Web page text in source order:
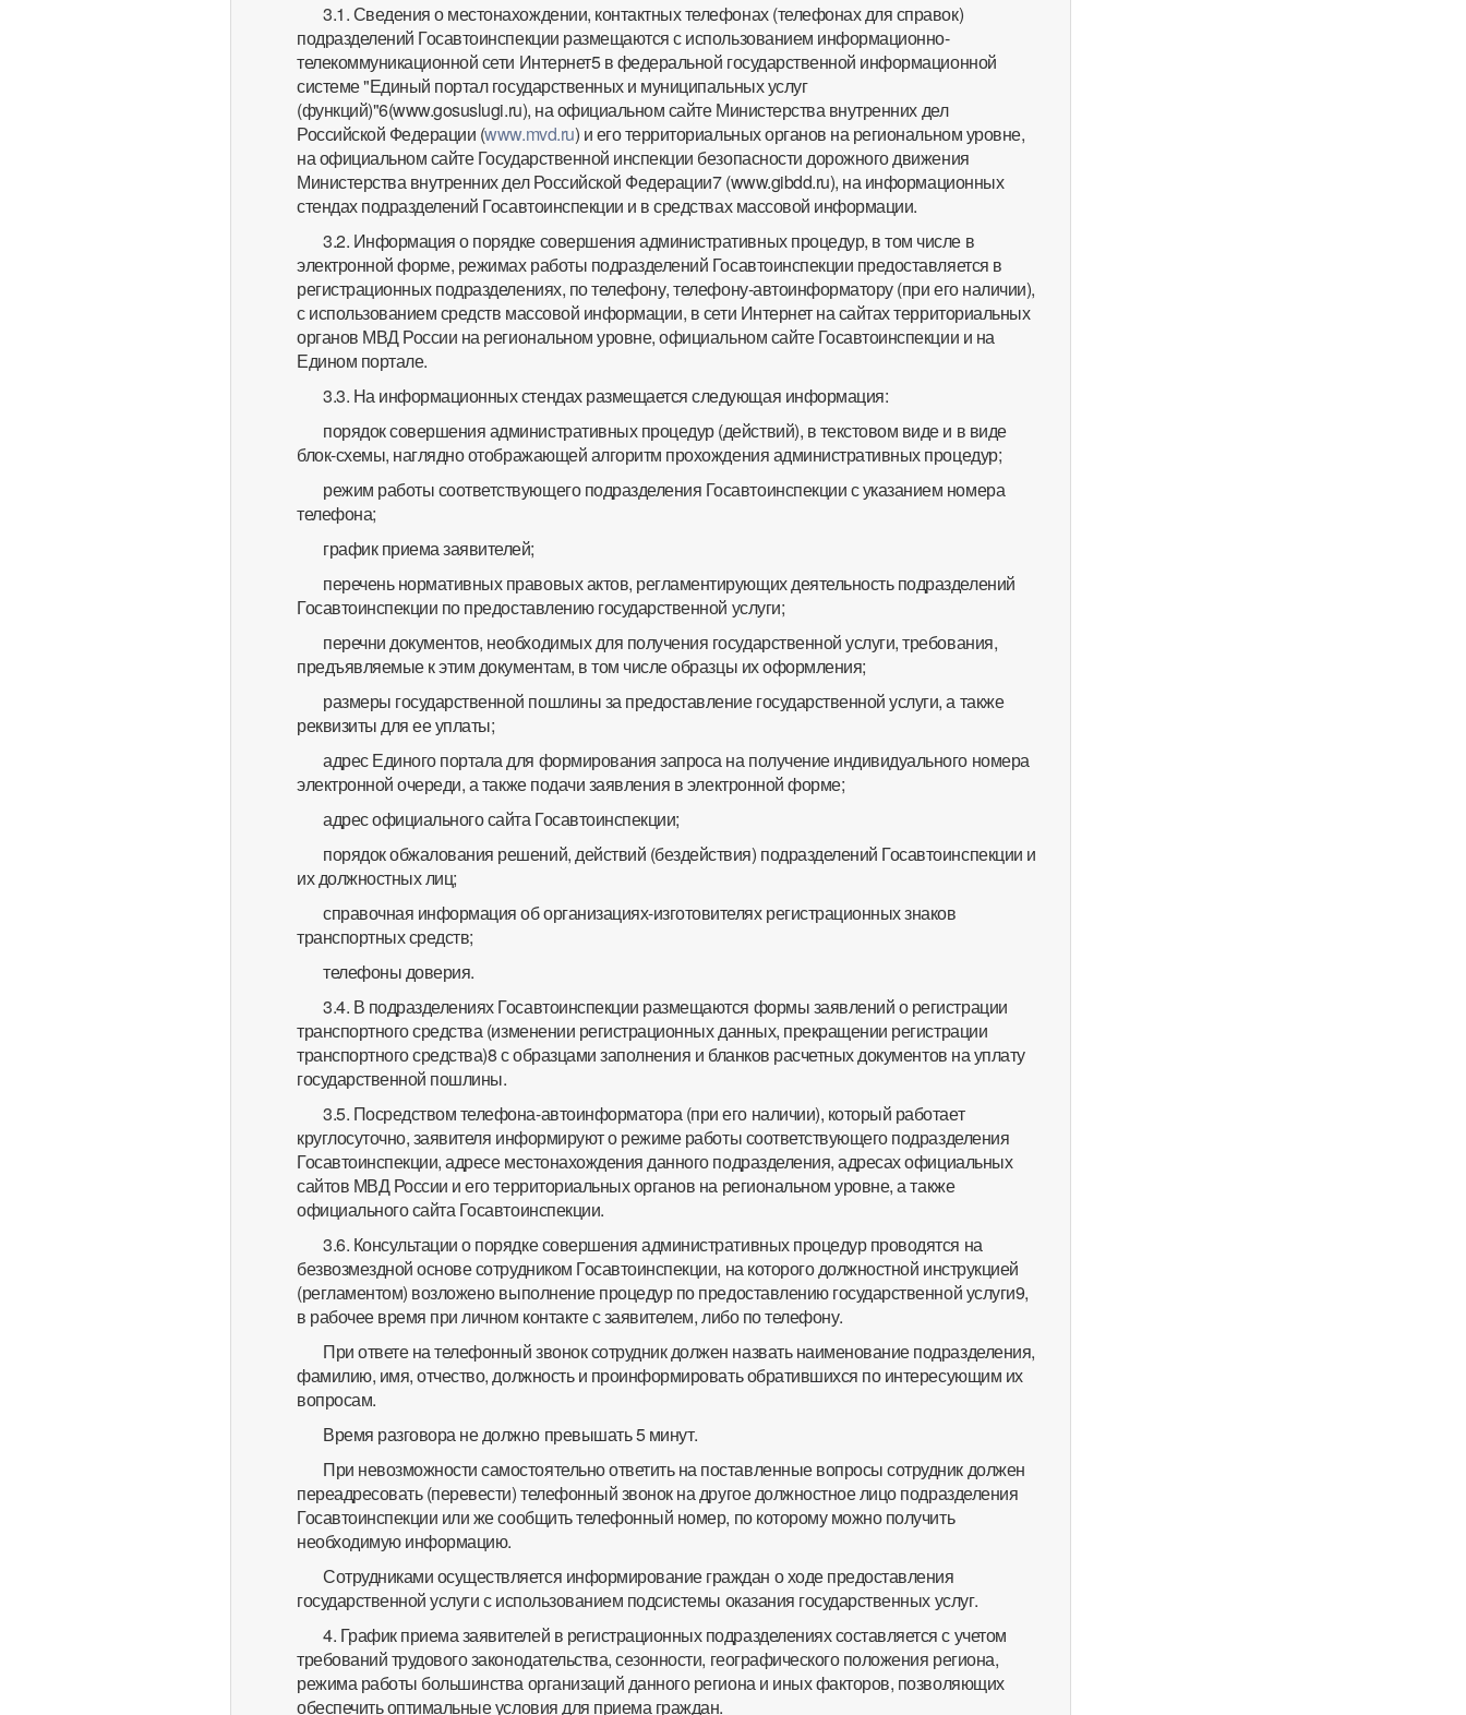
3.1. Сведения о местонахождении, контактных телефонах (телефонах для справок)
подразделений Госавтоинспекции размещаются с использованием информационно-
телекоммуникационной сети Интернет5 в федеральной государственной информационной
системе "Единый портал государственных и муниципальных услуг
(функций)"6(www.gosuslugi.ru), на официальном сайте Министерства внутренних дел
Российской Федерации (www.mvd.ru) и его территориальных органов на региональном уровне,
на официальном сайте Государственной инспекции безопасности дорожного движения
Министерства внутренних дел Российской Федерации7 (www.gibdd.ru), на информационных
стендах подразделений Госавтоинспекции и в средствах массовой информации.
3.2. Информация о порядке совершения административных процедур, в том числе в
электронной форме, режимах работы подразделений Госавтоинспекции предоставляется в
регистрационных подразделениях, по телефону, телефону-автоинформатору (при его наличии),
с использованием средств массовой информации, в сети Интернет на сайтах территориальных
органов МВД России на региональном уровне, официальном сайте Госавтоинспекции и на
Едином портале.
3.3. На информационных стендах размещается следующая информация:
порядок совершения административных процедур (действий), в текстовом виде и в виде
блок-схемы, наглядно отображающей алгоритм прохождения административных процедур;
режим работы соответствующего подразделения Госавтоинспекции с указанием номера
телефона;
график приема заявителей;
перечень нормативных правовых актов, регламентирующих деятельность подразделений
Госавтоинспекции по предоставлению государственной услуги;
перечни документов, необходимых для получения государственной услуги, требования,
предъявляемые к этим документам, в том числе образцы их оформления;
размеры государственной пошлины за предоставление государственной услуги, а также
реквизиты для ее уплаты;
адрес Единого портала для формирования запроса на получение индивидуального номера
электронной очереди, а также подачи заявления в электронной форме;
адрес официального сайта Госавтоинспекции;
порядок обжалования решений, действий (бездействия) подразделений Госавтоинспекции и
их должностных лиц;
справочная информация об организациях-изготовителях регистрационных знаков
транспортных средств;
телефоны доверия.
3.4. В подразделениях Госавтоинспекции размещаются формы заявлений о регистрации
транспортного средства (изменении регистрационных данных, прекращении регистрации
транспортного средства)8 с образцами заполнения и бланков расчетных документов на уплату
государственной пошлины.
3.5. Посредством телефона-автоинформатора (при его наличии), который работает
круглосуточно, заявителя информируют о режиме работы соответствующего подразделения
Госавтоинспекции, адресе местонахождения данного подразделения, адресах официальных
сайтов МВД России и его территориальных органов на региональном уровне, а также
официального сайта Госавтоинспекции.
3.6. Консультации о порядке совершения административных процедур проводятся на
безвозмездной основе сотрудником Госавтоинспекции, на которого должностной инструкцией
(регламентом) возложено выполнение процедур по предоставлению государственной услуги9,
в рабочее время при личном контакте с заявителем, либо по телефону.
При ответе на телефонный звонок сотрудник должен назвать наименование подразделения,
фамилию, имя, отчество, должность и проинформировать обратившихся по интересующим их
вопросам.
Время разговора не должно превышать 5 минут.
При невозможности самостоятельно ответить на поставленные вопросы сотрудник должен
переадресовать (перевести) телефонный звонок на другое должностное лицо подразделения
Госавтоинспекции или же сообщить телефонный номер, по которому можно получить
необходимую информацию.
Сотрудниками осуществляется информирование граждан о ходе предоставления
государственной услуги с использованием подсистемы оказания государственных услуг.
4. График приема заявителей в регистрационных подразделениях составляется с учетом
требований трудового законодательства, сезонности, географического положения региона,
режима работы большинства организаций данного региона и иных факторов, позволяющих
обеспечить оптимальные условия для приема граждан.